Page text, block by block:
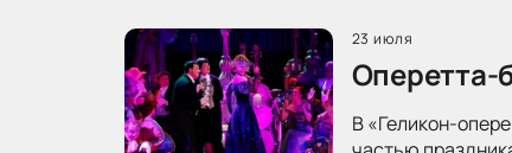
23 июля
Оперетта-
В «Геликон-